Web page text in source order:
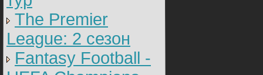
The Premier
League: 2 cезон
Fantasy Football -